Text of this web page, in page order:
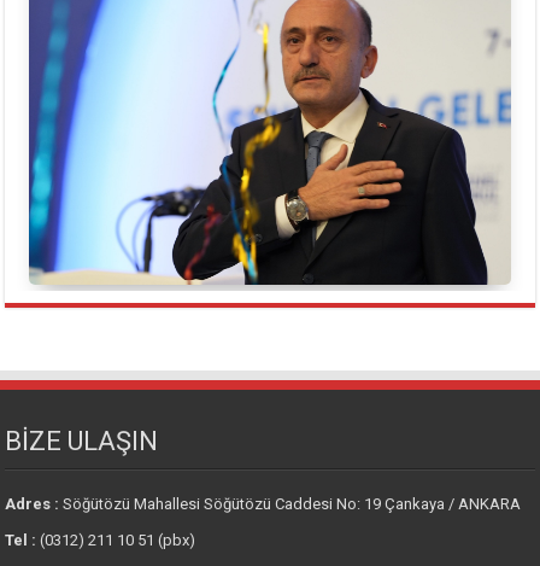
BİZE ULAŞIN
Adres :Söğütözü Mahallesi Söğütözü Caddesi No: 19 Çankaya / ANKARA
Tel : (0312) 211 10 51 (pbx)